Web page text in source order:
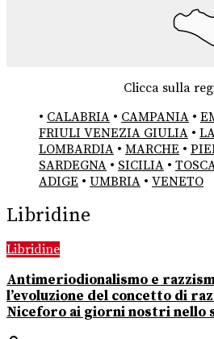
Clicca sulla
• CALABRIA • CAMPANIA •
FRIULI VENEZIA GIULIA •
LOMBARDIA • MARCHE •
SARDEGNA • SICILIA •
ADIGE • UMBRIA • VENETO
Libridine
Libridine
Antimeriodionalismo e
l’evoluzione del concetto di
Niceforo ai giorni nostri nello